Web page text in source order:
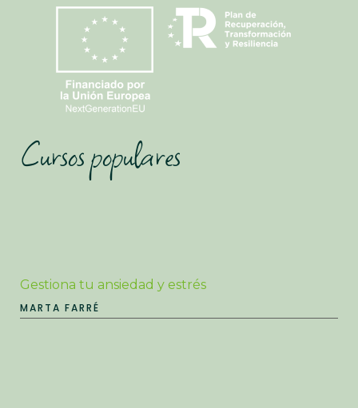
Cursos populares
Gestiona tu ansiedad y estrés
MARTA FARRÉ